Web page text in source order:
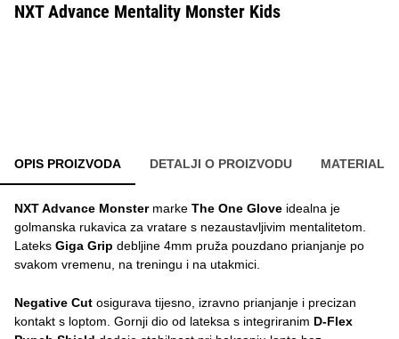
NXT Advance Mentality Monster Kids
OPIS PROIZVODA DETALJI O PROIZVODU MATERIAL
NXT Advance Monstermarke The One Glove idealna je
golmanska rukavica za vratare s nezaustavljivim mentalitetom.
Lateks Giga Grip debljine 4mm pruža pouzdano prianjanje po
svakom vremenu, na treningu i na utakmici.
Negative Cut osigurava tijesno, izravno prianjanje i precizan
kontakt s loptom. Gornji dio od lateksa s integriranim D-Flex